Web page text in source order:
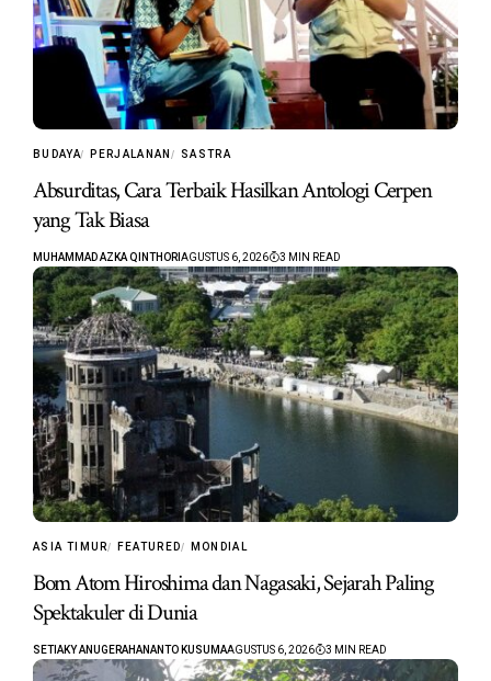
BUDAYA PERJALANAN SASTRA
Absurditas, Cara Terbaik Hasilkan Antologi Cerpen
yang Tak Biasa
MUHAMMAD AZKA QINTHORI AGUSTUS 6, 2026 3 MIN READ
ASIA TIMUR FEATURED MONDIAL
Bom Atom Hiroshima dan Nagasaki, Sejarah Paling
Spektakuler di Dunia
SETIAKY ANUGERAHANANTO KUSUMAAGUSTUS 6, 2026 3 MIN READ